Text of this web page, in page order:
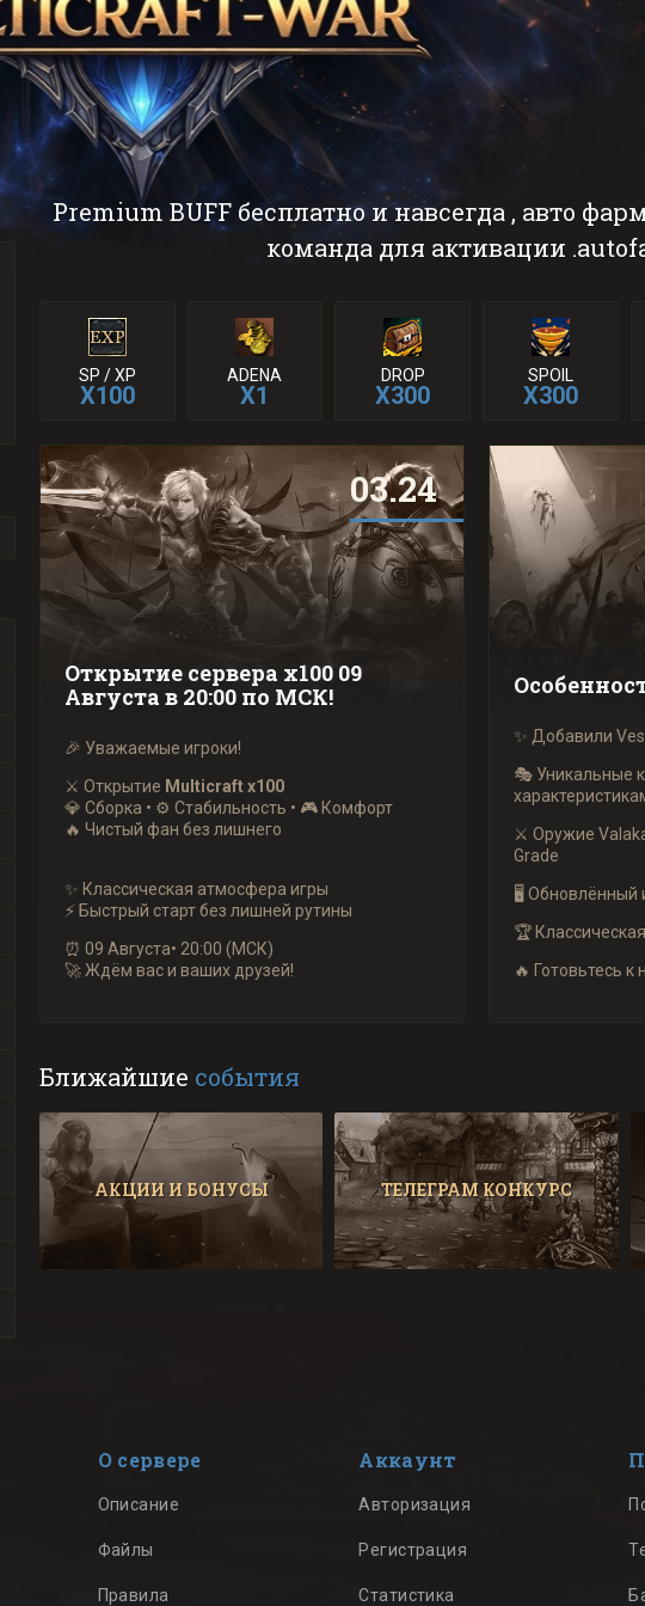
Premium BUFF бесплатно и навсегда , авто
команда для активации
SP / XP
X100
ADENA
X1
DROP
X300
SPOIL
X300
03.24
Открытие сервера х100 09
Августа в 20:00 по МСК!
🎉 Уважаемые игроки!
⚔️ Открытие Multicraft x100
💎 Сборка • ⚙️ Стабильность • 🎮 Комфорт
🔥 Чистый фан без лишнего
✨ Классическая атмосфера игры
⚡ Быстрый старт без лишней рутины
⏰ 09 Августа• 20:00 (МСК)
🚀 Ждём вас и ваших друзей!
✨ Добавили
🎭 Уникальные
⚔️ Оружие
Grade
🖥️ Обновлённый
🏆
🔥 Готовьтесь
Ближайшие события
АКЦИИ И БОНУСЫ ТЕЛЕГРАМ КОНКУРС
О сервере
Описание
Файлы
Правила
Аккаунт
Авторизация
Регистрация
Статистика